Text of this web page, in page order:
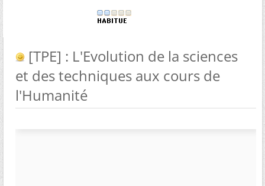
[TPE] : L'Evolution de la sciences
et des techniques aux cours de
l'Humanité